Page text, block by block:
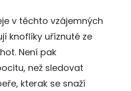
v těchto vzájemných
knoflíky uříznuté ze
Není pak
než sledovat
kterak se snaží